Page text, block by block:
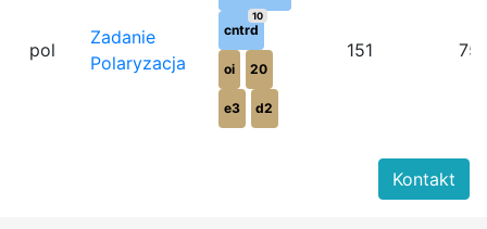
pol
Zadanie
Polaryzacja
cntrd
10
oi 20
e3 d2
151
Kontakt